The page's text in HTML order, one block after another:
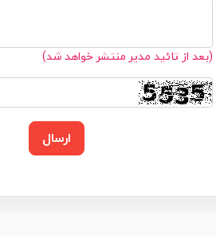
(بعد از تائید مدیر منتشر خواهد شد)
ارسال